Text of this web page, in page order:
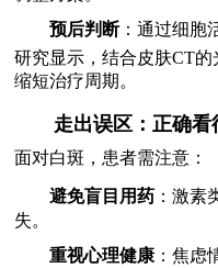
预后判断：通过细胞
研究显示，结合皮肤CT
缩短治疗周期。
走出误区：正确
面对白斑，患者需注意：
避免盲目用药 ：激素
失。
重视心理健康 ：焦虑